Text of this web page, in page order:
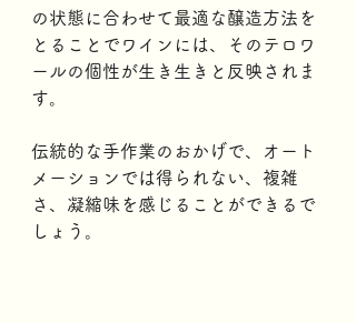
の状態に合わせて最適な醸造方法を
とることでワインには、そのテロワ
ールの個性が生き生きと反映されま
す。
伝統的な手作業のおかげで、オート
メーションでは得られない、複雑
さ、凝縮味を感じることができるで
しょう。